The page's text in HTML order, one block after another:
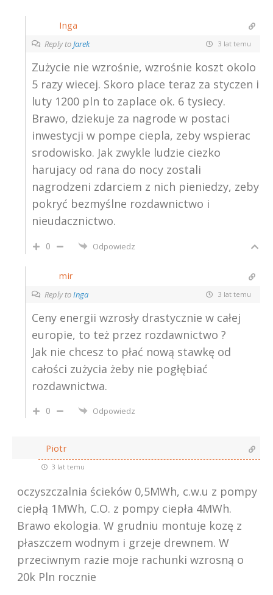
Inga
Reply toJarek 3 lat temu
Zużycie nie wzrośnie, wzrośnie koszt okolo
5 razy wiecej. Skoro place teraz za styczen i
luty 1200 pln to zaplace ok. 6 tysiecy.
Brawo, dziekuje za nagrode w postaci
inwestycji w pompe ciepla, zeby wspierac
srodowisko. Jak zwykle ludzie ciezko
harujacy od rana do nocy zostali
nagrodzeni zdarciem z nich pieniedzy, zeby
pokryć bezmyślne rozdawnictwo i
nieudacznictwo.
0 Odpowiedz
mir
Reply toInga 3 lat temu
Ceny energii wzrosły drastycznie w całej
europie, to też przez rozdawnictwo ?
Jak nie chcesz to płać nową stawkę od
całości zużycia żeby nie pogłębiać
rozdawnictwa.
0 Odpowiedz
Piotr
3 lat temu
oczyszczalnia ścieków 0,5MWh, c.w.u z pompy
ciepłą 1MWh, C.O. z pompy ciepła 4MWh.
Brawo ekologia. W grudniu montuje kozę z
płaszczem wodnym i grzeje drewnem. W
przeciwnym razie moje rachunki wzrosną o
20k Pln rocznie